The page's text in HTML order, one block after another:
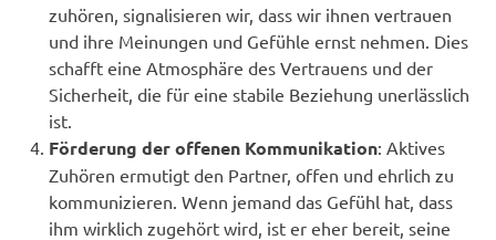
zuhören, signalisieren wir, dass wir ihnen vertrauen
und ihre Meinungen und Gefühle ernst nehmen. Dies
schafft eine Atmosphäre des Vertrauens und der
Sicherheit, die für eine stabile Beziehung unerlässlich
ist.
Förderung der offenen Kommunikation: Aktives
Zuhören ermutigt den Partner, offen und ehrlich zu
kommunizieren. Wenn jemand das Gefühl hat, dass
ihm wirklich zugehört wird, ist er eher bereit, seine